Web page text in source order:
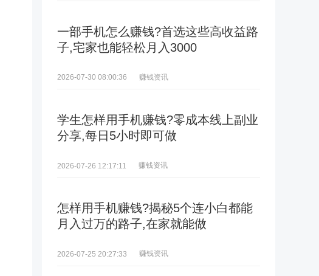
一部手机怎么赚钱?首选这些高收益路
子,宅家也能轻松月入3000
2026-07-30 08:00:36 赚钱资讯
学生怎样用手机赚钱?零成本线上副业
分享,每日5小时即可做
2026-07-26 12:17:11 赚钱资讯
怎样用手机赚钱?揭秘5个连小白都能
月入过万的路子,在家就能做
2026-07-25 20:27:33 赚钱资讯